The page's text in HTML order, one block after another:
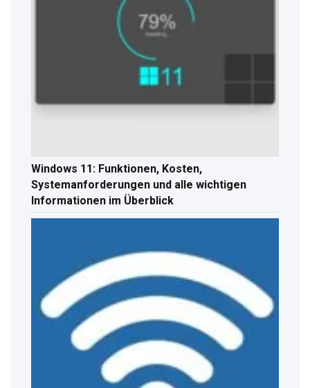
Windows 11: Funktionen, Kosten,
Systemanforderungen und alle wichtigen
Informationen im Überblick